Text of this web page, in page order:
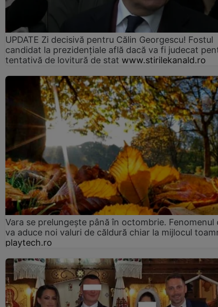
UPDATE Zi decisivă pentru Călin Georgescu! Fostul
candidat la prezidențiale află dacă va fi judecat
tentativă de lovitură de stat www.stirilekanald.ro
Vara se prelungeşte până în octombrie. Fenomenul
va aduce noi valuri de căldură chiar la mijlocul
playtech.ro